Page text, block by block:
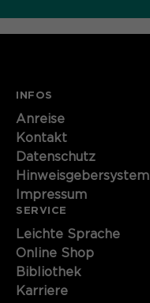
INFOS
Anreise
Kontakt
Datenschutz
Hinweisgebersystem
Impressum
SERVICE
Leichte Sprache
Online Shop
Bibliothek
Karriere